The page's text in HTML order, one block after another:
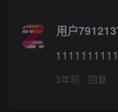
用户
3年前 回复